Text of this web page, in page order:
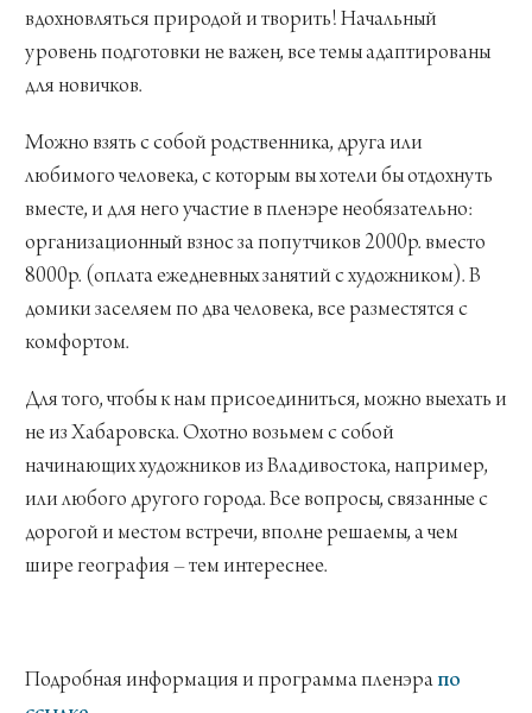
вдохновляться природой и творить! Начальный
уровень подготовки не важен, все темы адаптированы
для новичков.
Можно взять с собой родственника, друга или
любимого человека, с которым вы хотели бы отдохнуть
вместе, и для него участие в пленэре необязательно:
организационный взнос за попутчиков 2000р. вместо
8000р. (оплата ежедневных занятий с художником). В
домики заселяем по два человека, все разместятся с
комфортом.
Для того, чтобы к нам присоединиться, можно выехать и
не из Хабаровска. Охотно возьмем с собой
начинающих художников из Владивостока, например,
или любого другого города. Все вопросы, связанные с
дорогой и местом встречи, вполне решаемы, а чем
шире география – тем интереснее.
Подробная информация и программа пленэрапо